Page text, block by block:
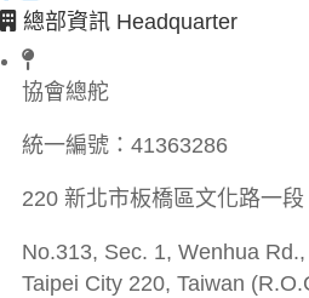
總部資訊 Headquarter
協會總舵
統一編號： 41363286
220 新北市板橋區文化路一
No.313, Sec. 1, Wenhua
Taipei City 220, Taiwan